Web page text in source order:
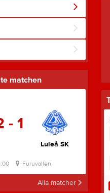
matchen
- 1
Luleå SK
Furuvallen
Alla matcher